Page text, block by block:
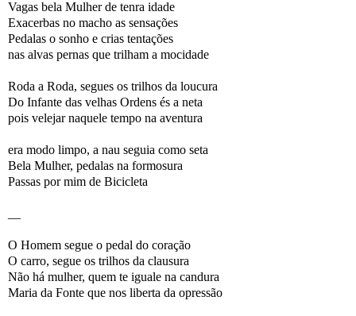
Vagas bela Mulher de tenra idade
Exacerbas no macho as sensações
Pedalas o sonho e crias tentações
nas alvas pernas que trilham a mocidade
Roda a Roda, segues os trilhos da loucura
Do Infante das velhas Ordens és a neta
pois velejar naquele tempo na aventura
era modo limpo, a nau seguia como seta
Bela Mulher, pedalas na formosura
Passas por mim de Bicicleta
O Homem segue o pedal do coração
O carro, segue os trilhos da clausura
Não há mulher, quem te iguale na candura
Maria da Fonte que nos liberta da opressão